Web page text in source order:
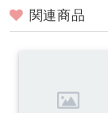
関連商品